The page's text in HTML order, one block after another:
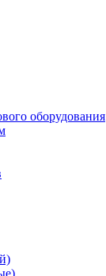
оборудования